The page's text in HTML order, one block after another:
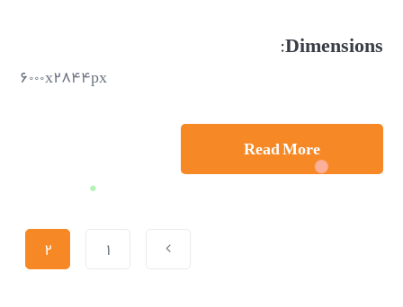
Dimensions:
۶۰۰۰x۲۸۴۴px
Read More
۱ ۲